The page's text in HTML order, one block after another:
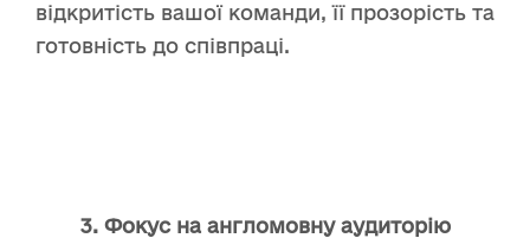
відкритість вашої команди, її прозорість та
готовність до співпраці.
3. Фокус на англомовну аудиторію